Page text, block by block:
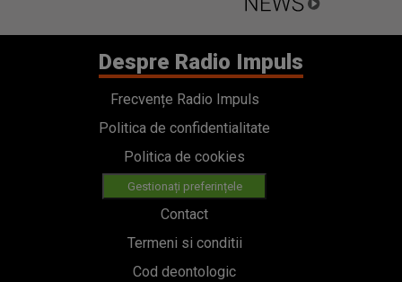
Despre Radio Impuls
Frecvențe Radio Impuls
Politica de confidentialitate
Politica de cookies
Gestionați preferințele
Contact
Termeni si conditii
Cod deontologic